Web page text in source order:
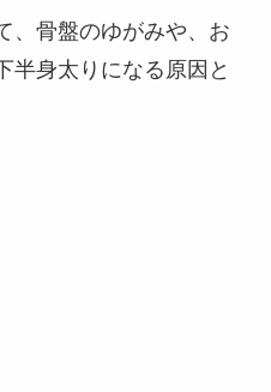
、骨盤のゆがみや、お
半身太りになる原因と